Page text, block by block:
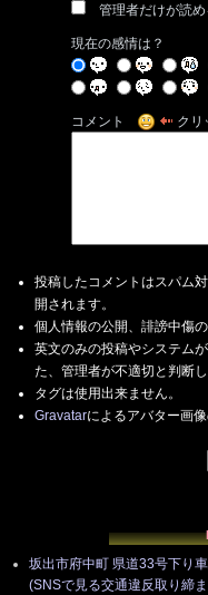
管理者だけが読
現在の感情は？
コメント クリ
投稿したコメントはスパム
開されます。
個人情報の公開、誹謗中傷
英文のみの投稿やシステム
た、管理者が不適切と判断
タグは使用出来ません。
Gravatarによるアバター画
坂出市府中町 県道33号下り
(SNSで見る交通違反取り締